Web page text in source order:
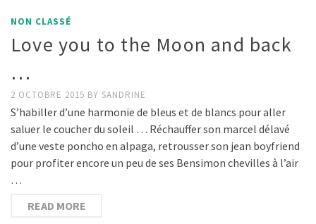
NON CLASSÉ
Love you to the Moon and back
…
2 OCTOBRE 2015 BY SANDRINE
S’habiller d’une harmonie de bleus et de blancs pour aller
saluer le coucher du soleil … Réchauffer son marcel délavé
d’une veste poncho en alpaga, retrousser son jean boyfriend
pour profiter encore un peu de ses Bensimon chevilles à l’air
…
READ MORE